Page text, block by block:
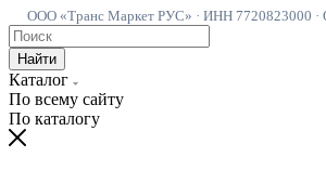
ООО «Транс Маркет РУС» · ИНН 7720823000 ·
Найти
Каталог
По всему сайту
По каталогу